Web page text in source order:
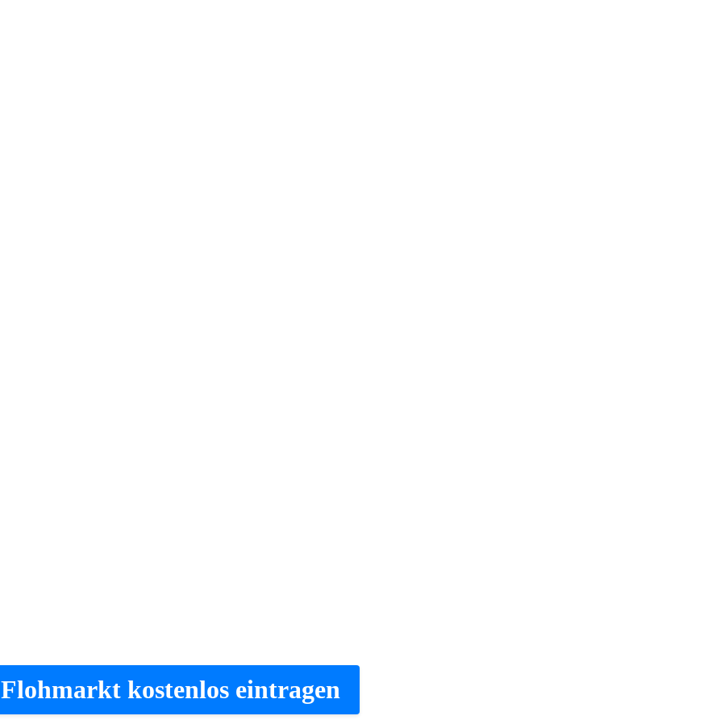
Flohmarkt kostenlos eintragen